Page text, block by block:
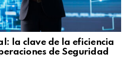
la clave de la eficiencia
de Seguridad